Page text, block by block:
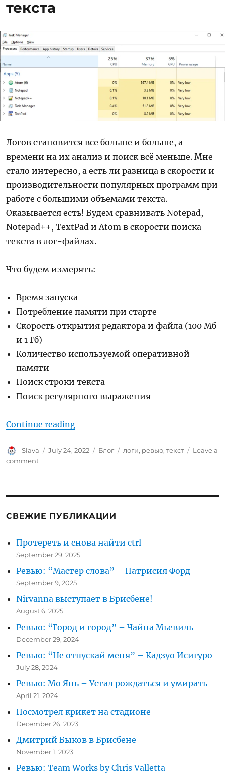
текста
Логов становится все больше и больше, а
времени на их анализ и поиск всё меньше. Мне
стало интересно, а есть ли разница в скорости и
производительности популярных программ при
работе с большими объемами текста.
Оказывается есть! Будем сравнивать Notepad,
Notepad++, TextPad и Atom в скорости поиска
текста в лог-файлах.
Что будем измерять:
Время запуска
Потребление памяти при старте
Скорость открытия редактора и файла (100 Мб
и 1 Гб)
Количество используемой оперативной
памяти
Поиск строки текста
Поиск регулярного выражения
Continue reading“Выбираем лучший редактор для
Author
Slava
Posted
July 24, 2022 Categories
Блог Tags
логи, ревью,текст
Leave a
commenton
поиска
СВЕЖИЕ ПУБЛИКАЦИИ
Протереть и снова найти ctrl
September 29, 2025
Ревью: “Мастер слова” – Патрисия Форд
September 9, 2025
Nirvanna выступает в Брисбене!
August 6, 2025
Ревью: “Город и город” – Чайна Мьевиль
December 29, 2024
Ревью: “Не отпускай меня” – Кадзуо Исигуро
July 28, 2024
Ревью: Мо Янь – Устал рождаться и умирать
April 21, 2024
Посмотрел крикет на стадионе
December 26, 2023
Дмитрий Быков в Брисбене
November 1, 2023
Ревью: Team Works by Chris Valletta